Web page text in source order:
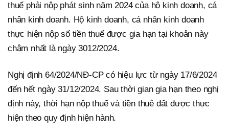
thuế phải nộp phát sinh năm 2024 của hộ kinh doanh, cá
nhân kinh doanh. Hộ kinh doanh, cá nhân kinh doanh
thực hiện nộp số tiền thuế được gia hạn tại khoản này
chậm nhất là ngày 3012/2024.
Nghị định 64/2024/NĐ-CP có hiệu lực từ ngày 17/6/2024
đến hết ngày 31/12/2024. Sau thời gian gia hạn theo nghị
định này, thời hạn nộp thuế và tiền thuê đất được thực
hiện theo quy định hiện hành.